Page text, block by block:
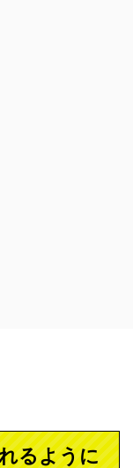
るように